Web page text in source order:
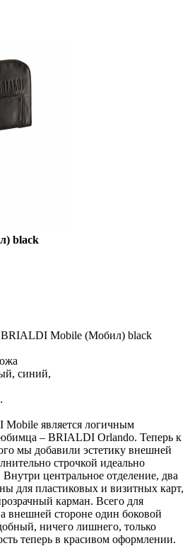
black
Mobile (Мобил) black
синий,
является логичным
– BRIALDI Orlando. Теперь к
мы добавили эстетику внешней
строчкой идеально
центральное отделение, два
для пластиковых и визитных карт,
карман. Всего для
внешней стороне один боковой
ничего лишнего, только
теперь в красивом оформлении.